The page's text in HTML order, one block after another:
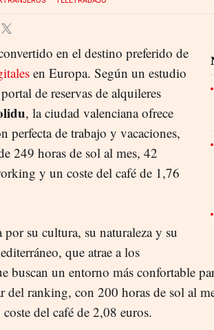
en el destino preferido de
en Europa. Según un estudio
de reservas de alquileres
, la ciudad valenciana ofrece
perfecta de trabajo y vacaciones,
249 horas de sol al mes, 42
y un coste del café de 1,76
por su cultura, su naturaleza y su
que atrae a los
buscan un entorno más confortable
del ranking, con 200 horas de sol al
del café de 2,08 euros.